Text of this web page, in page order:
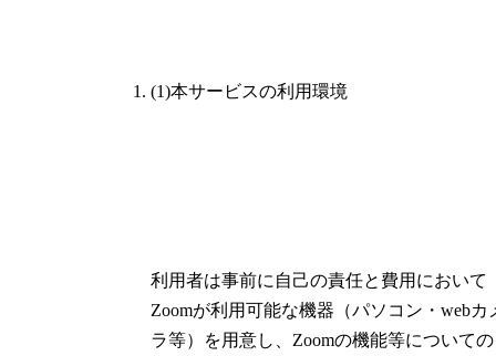
(1)本サービスの利用環境
利用者は事前に自己の責任と費用において
Zoomが利用可能な機器（パソコン・webカ
ラ等）を用意し、Zoomの機能等についての